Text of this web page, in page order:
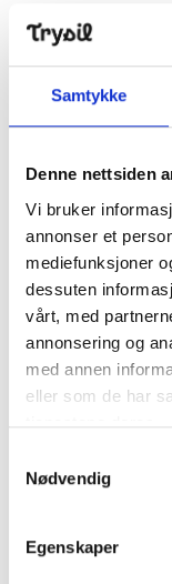
Samtykke
Denne nettsiden
Vi bruker
annonser et
mediefunksjoner
dessuten
vårt, med
annonsering og
med annen
eller som de har
tjenestene deres.
Nødvendig
Egenskaper
Idavollen har
ekstrasenger
Flerbrukssal
Kan evt.
Egen spisesal
Herre- og
fellesdusjer
Stort
skogsområder.
Spør oss
transport eller
kunnskap, eller
aktuelle hjelpere.
Finn frem